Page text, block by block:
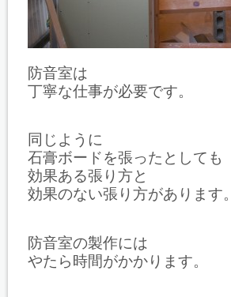
防音室は
丁寧な仕事が必要です。
同じように
石膏ボードを張ったとしても
効果ある張り方と
効果のない張り方があります。
防音室の製作には
やたら時間がかかります。